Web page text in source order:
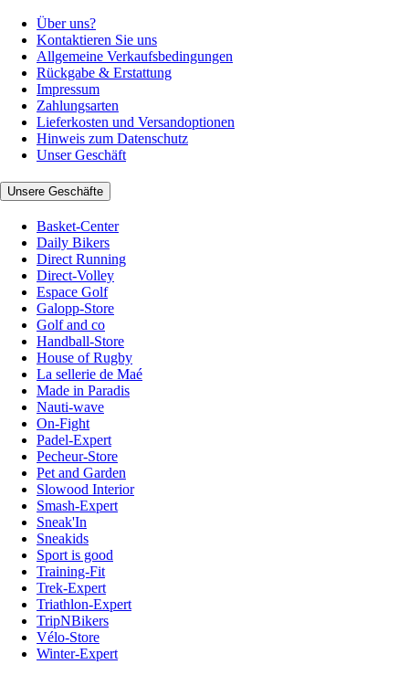
Über uns?
Kontaktieren Sie uns
Allgemeine Verkaufsbedingungen
Rückgabe & Erstattung
Impressum
Zahlungsarten
Lieferkosten und Versandoptionen
Hinweis zum Datenschutz
Unser Geschäft
Unsere Geschäfte
Basket-Center
Daily Bikers
Direct Running
Direct-Volley
Espace Golf
Galopp-Store
Golf and co
Handball-Store
House of Rugby
La sellerie de Maé
Made in Paradis
Nauti-wave
On-Fight
Padel-Expert
Pecheur-Store
Pet and Garden
Slowood Interior
Smash-Expert
Sneak'In
Sneakids
Sport is good
Training-Fit
Trek-Expert
Triathlon-Expert
TripNBikers
Vélo-Store
Winter-Expert